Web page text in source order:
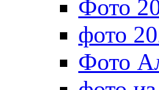
Фото
фото
Фото